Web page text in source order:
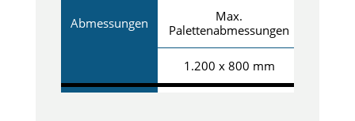
Abmessungen
Max.
Palettenabmessungen
1.200 x 800 mm